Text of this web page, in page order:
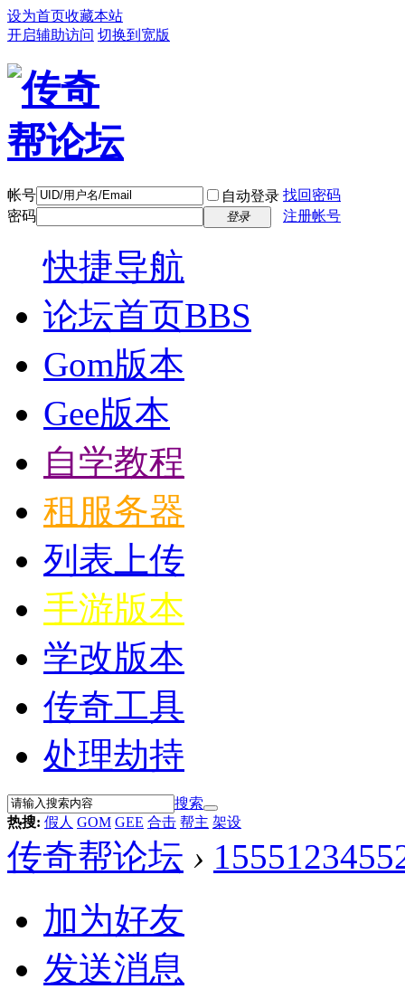
设为首页收藏本站
开启辅助访问 切换到宽版
帐号 自动登录 找回密码
密码
登录 注册帐号
快捷导航
论坛首页BBS
Gom版本
Gee版本
自学教程
租服务器
列表上传
手游版本
学改版本
传奇工具
处理劫持
搜索
热搜: 假人 GOM GEE 合击 帮主 架设
传奇帮论坛 ›
加为好友
发送消息